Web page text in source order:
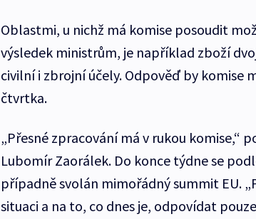
Oblastmi, u nichž má komise posoudit
výsledek ministrům, je například zboží
civilní i zbrojní účely. Odpověď by komise
čtvrtka.
„Přesné zpracování má v rukou komise,“
Lubomír Zaorálek. Do konce týdne se
případně svolán mimořádný summit EU.
situaci a na to, co dnes je, odpovídat